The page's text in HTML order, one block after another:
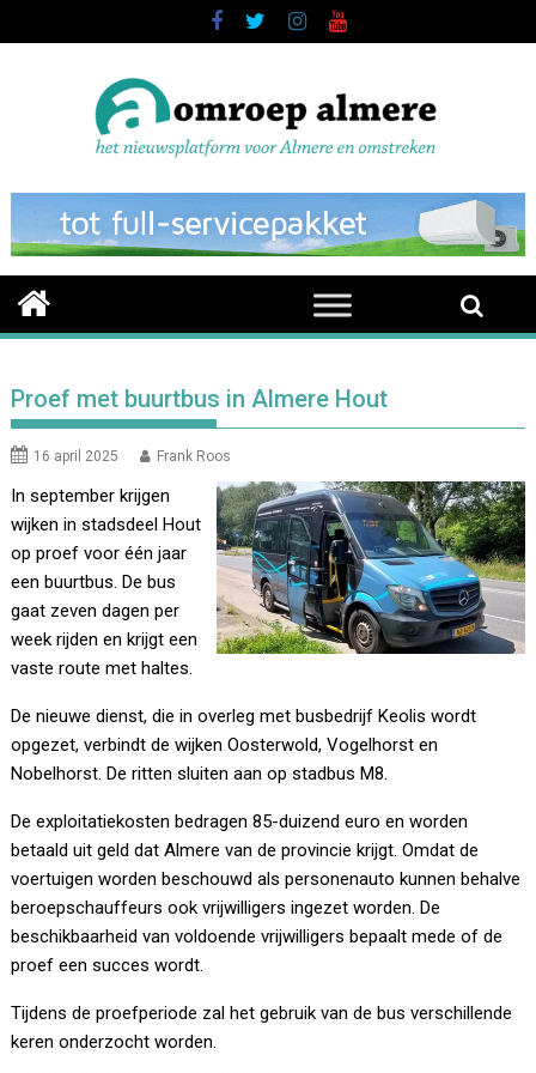
to
Proef met buurtbus in Almere Hout
16 april 2025 Frank Roos
In september krijgen
wijken in stadsdeel Hout
op proef voor één jaar
een buurtbus. De bus
gaat zeven dagen per
week rijden en krijgt een
vaste route met haltes.
De nieuwe dienst, die in overleg met busbedrijf Keolis wordt
opgezet, verbindt de wijken Oosterwold, Vogelhorst en
Nobelhorst. De ritten sluiten aan op stadbus M8.
De exploitatiekosten bedragen 85-duizend euro en worden
betaald uit geld dat Almere van de provincie krijgt. Omdat de
voertuigen worden beschouwd als personenauto kunnen behalve
beroepschauffeurs ook vrijwilligers ingezet worden. De
beschikbaarheid van voldoende vrijwilligers bepaalt mede of de
proef een succes wordt.
Tijdens de proefperiode zal het gebruik van de bus verschillende
keren onderzocht worden.